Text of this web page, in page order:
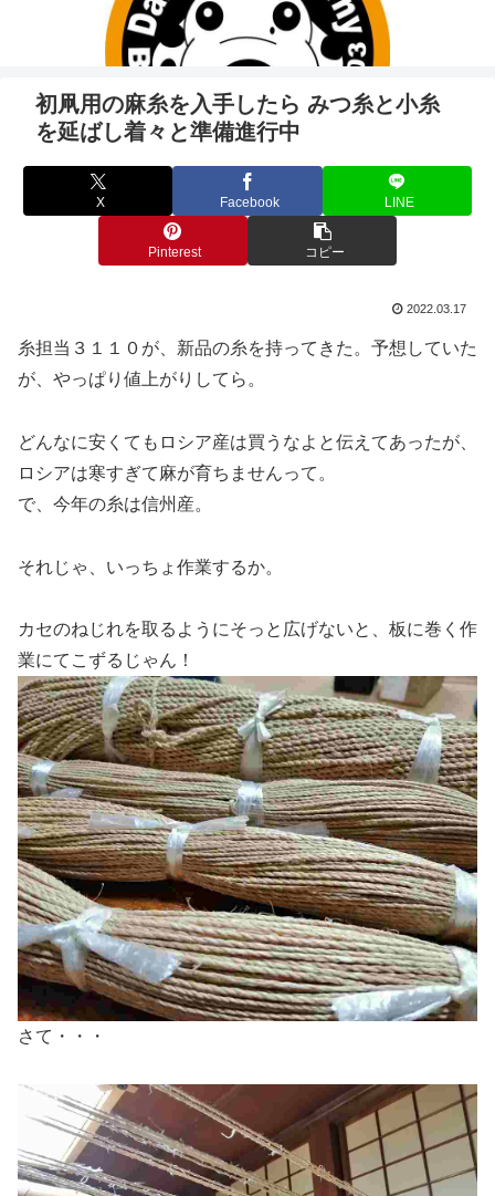
初凧用の麻糸を入手したら みつ糸と小糸
を延ばし着々と準備進行中
X Facebook LINE
Pinterest コピー
2022.03.17
糸担当３１１０が、新品の糸を持ってきた。予想していた
が、やっぱり値上がりしてら。
どんなに安くてもロシア産は買うなよと伝えてあったが、
ロシアは寒すぎて麻が育ちませんって。
で、今年の糸は信州産。
それじゃ、いっちょ作業するか。
カセのねじれを取るようにそっと広げないと、板に巻く作
業にてこずるじゃん！
さて・・・